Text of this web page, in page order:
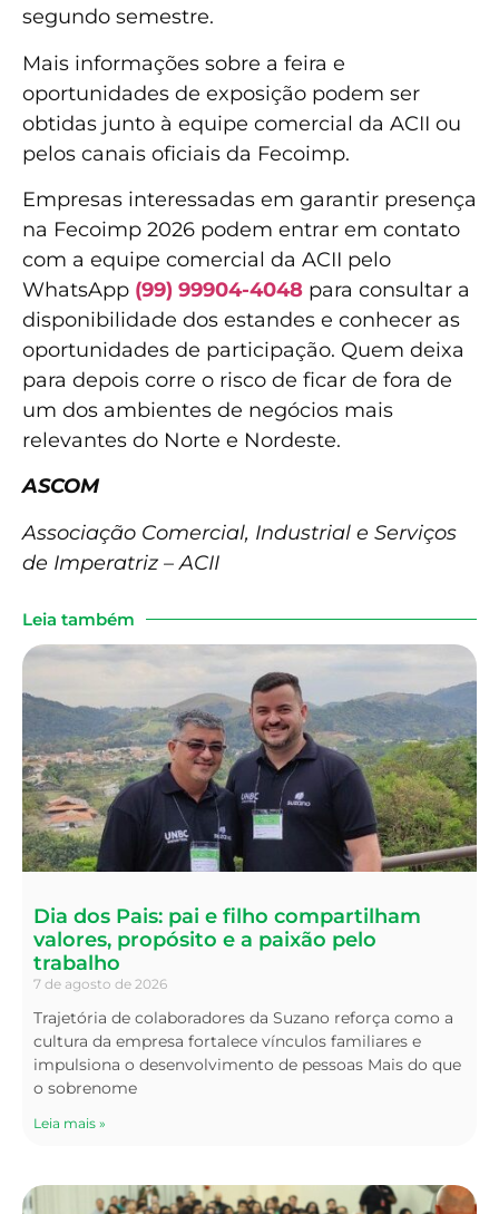
segundo semestre.
Mais informações sobre a feira e
oportunidades de exposição podem ser
obtidas junto à equipe comercial da ACII ou
pelos canais oficiais da Fecoimp.
Empresas interessadas em garantir presença
na Fecoimp 2026 podem entrar em contato
com a equipe comercial da ACII pelo
WhatsApp (99) 99904-4048 para consultar a
disponibilidade dos estandes e conhecer as
oportunidades de participação. Quem deixa
para depois corre o risco de ficar de fora de
um dos ambientes de negócios mais
relevantes do Norte e Nordeste.
ASCOM
Associação Comercial, Industrial e Serviços
de Imperatriz – ACII
Leia também
Dia dos Pais: pai e filho compartilham
valores, propósito e a paixão pelo
trabalho
7 de agosto de 2026
Trajetória de colaboradores da Suzano reforça como a
cultura da empresa fortalece vínculos familiares e
impulsiona o desenvolvimento de pessoas Mais do que
o sobrenome
Leia mais »